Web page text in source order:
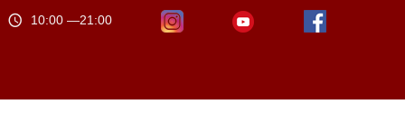
10:00 —21:00